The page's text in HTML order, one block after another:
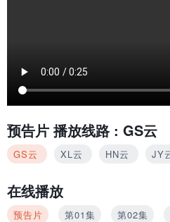
预告片 播放线路 : GS云
GS云 XL云 HN云 JY
在线播放
预告片 第01集 第02集